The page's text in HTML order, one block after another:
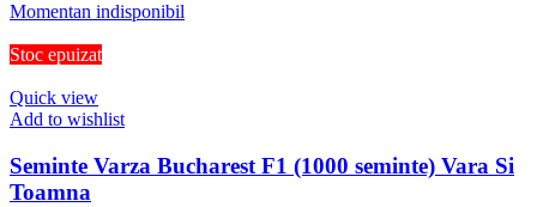
Momentan indisponibil
Stoc epuizat
Quick view
Add to wishlist
Seminte Varza Bucharest F1 (1000 seminte) Vara Si
Toamna